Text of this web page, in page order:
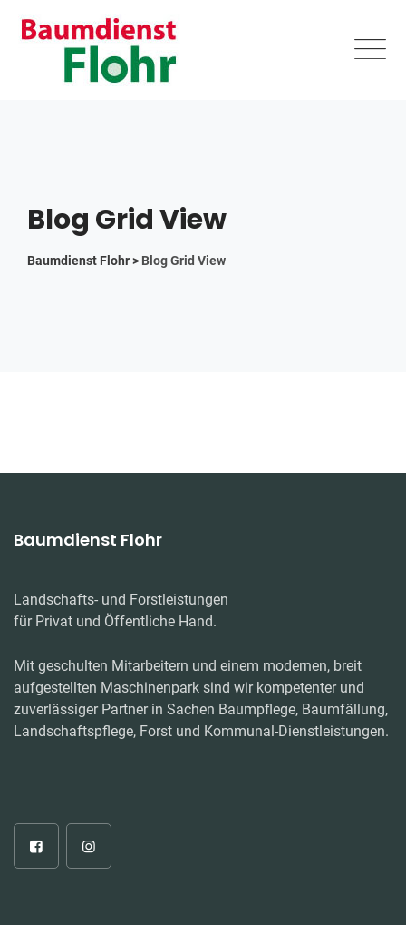
Blog Grid View
Baumdienst Flohr> Blog Grid View
Baumdienst Flohr
Landschafts- und Forstleistungen
für Privat und Öffentliche Hand.
Mit geschulten Mitarbeitern und einem modernen, breit
aufgestellten Maschinenpark sind wir kompetenter und
zuverlässiger Partner in Sachen Baumpflege, Baumfällung,
Landschaftspflege, Forst und Kommunal-Dienstleistungen.